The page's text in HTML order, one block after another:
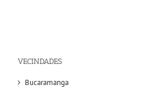
VECINDADES
Bucaramanga